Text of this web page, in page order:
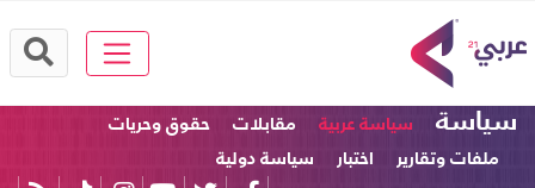
سياسة سياسة عربية مقابلات
حقوق وحريات
ملفات وتقارير
اختبار سياسة دولية